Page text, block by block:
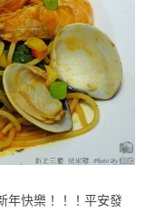
年快樂！！！平安發